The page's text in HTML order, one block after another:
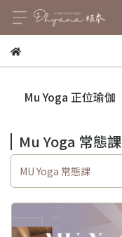
Mu Yoga 正位瑜伽
Mu Yoga 常態課
MU Yoga 常態課